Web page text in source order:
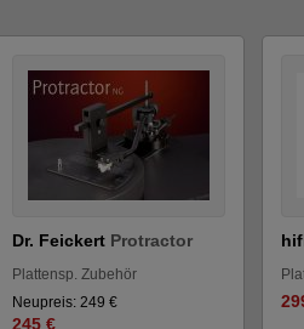
Dr. Feickert Protractor
Plattensp. Zubehör
Neupreis: 249 €
245 €